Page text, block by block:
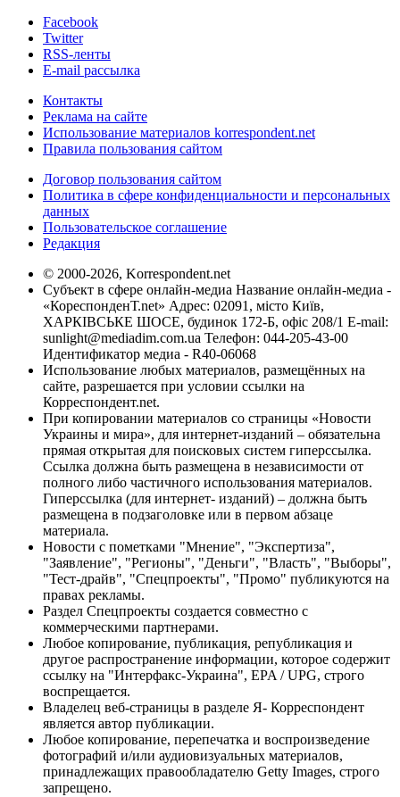
Facebook
Twitter
RSS-ленты
E-mail рассылка
Контакты
Реклама на сайте
Использование материалов korrespondent.net
Правила пользования сайтом
Договор пользования сайтом
Политика в сфере конфиденциальности и персональных
данных
Пользовательское соглашение
Редакция
© 2000-2026, Korrespondent.net
Субъект в сфере онлайн-медиа Название онлайн-медиа -
«КореспонденТ.net» Адрес: 02091, місто Київ,
ХАРКІВСЬКЕ ШОСЕ, будинок 172-Б, офіс 208/1 E-mail:
sunlight@mediadim.com.ua Телефон: 044-205-43-00
Идентификатор медиа - R40-06068
Использование любых материалов, размещённых на
сайте, разрешается при условии ссылки на
Корреспондент.net.
При копировании материалов со страницы «Новости
Украины и мира», для интернет-изданий – обязательна
прямая открытая для поисковых систем гиперссылка.
Ссылка должна быть размещена в независимости от
полного либо частичного использования материалов.
Гиперссылка (для интернет- изданий) – должна быть
размещена в подзаголовке или в первом абзаце
материала.
Новости с пометками "Мнение", "Экспертиза",
"Заявление", "Регионы", "Деньги", "Власть", "Выборы",
"Тест-драйв", "Спецпроекты", "Промо" публикуются на
правах рекламы.
Раздел Спецпроекты создается совместно с
коммерческими партнерами.
Любое копирование, публикация, републикация и
другое распространение информации, которое содержит
ссылку на "Интерфакс-Украина", EPA / UPG, строго
воспрещается.
Владелец веб-страницы в разделе Я- Корреспондент
является автор публикации.
Любое копирование, перепечатка и воспроизведение
фотографий и/или аудиовизуальных материалов,
принадлежащих правообладателю Getty Images, строго
запрещено.